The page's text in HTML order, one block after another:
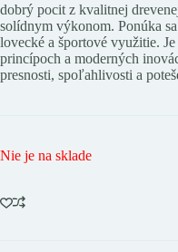
dobrý pocit z kvalitnej
solídnym výkonom. Ponúka
lovecké a športové využitie.
princípoch a moderných
presnosti, spoľahlivosti a
Nie je na sklade